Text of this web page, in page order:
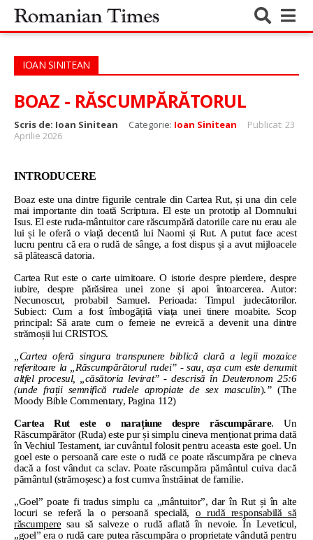
IOAN SINITEAN
BOAZ - RĂSCUMPĂRĂTORUL
Scris de: Ioan Sinitean Categorie: Ioan Sinitean
Publicat: 23
Aprilie 2026
INTRODUCERE
Boaz este una dintre figurile centrale din Cartea Rut, și una din cele
mai importante din toată Scriptura. El este un prototip al Domnului
Isus. El este ruda-mântuitor care răscumpără datoriile care nu erau ale
lui și le oferă o viață decentă lui Naomi și Rut. A putut face acest
lucru pentru că era o rudă de sânge, a fost dispus și a avut mijloacele
să plătească datoria.
Cartea Rut este o carte uimitoare. O istorie despre pierdere, despre
iubire, despre părăsirea unei zone și apoi întoarcerea. Autor:
Necunoscut, probabil Samuel. Perioada: Timpul judecătorilor.
Subiect: Cum a fost îmbogățită viața unei tinere moabite. Scop
principal: Să arate cum o femeie ne evreică a devenit una dintre
strămoșii lui CRISTOS.
„Cartea oferă singura transpunere biblică clară a legii mozaice
referitoare la „Răscumpărătorul rudei” - sau, așa cum este denumit
altfel procesul, „căsătoria levirat” - descrisă în Deuteronom 25:6
(unde frații semnifică rudele apropiate de sex masculin).”(The
Moody Bible Commentary, Pagina 112)
Cartea Rut este o narațiune despre răscumpărare. Un
Răscumpărător (Ruda) este pur și simplu cineva menționat prima dată
în Vechiul Testament, iar cuvântul folosit pentru aceasta este goel. Un
goel este o persoană care este o rudă ce poate răscumpăra pe cineva
dacă a fost vândut ca sclav. Poate răscumpăra pământul cuiva dacă
pământul (strămoșesc) a fost cumva înstrăinat de familie.
„Goel” poate fi tradus simplu ca „mântuitor”, dar în Rut și în alte
locuri se referă la o persoană specială, o rudă responsabilă să
răscumpere sau să salveze o rudă aflată în nevoie. În Leveticul,
„goel” era o rudă care putea răscumpăra o proprietate vândută pentru